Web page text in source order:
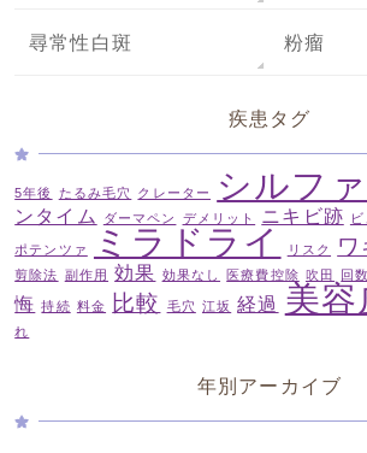
尋常性白斑 粉瘤
疾患タグ
5年後 たるみ毛穴 クレーター シルフ
ンタイム
ダーマペン デメリット ニキビ跡
ポテンツァ ミラドライ リスク
剪除法 副作用 効果 効果なし 医療費控除 吹田 回数
悔 持続 料金 比較 毛穴 江坂 経過 美容
れ
年別アーカイブ